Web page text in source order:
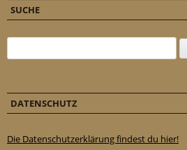
SUCHE
DATENSCHUTZ
Die Datenschutzerklärung findest du hier!